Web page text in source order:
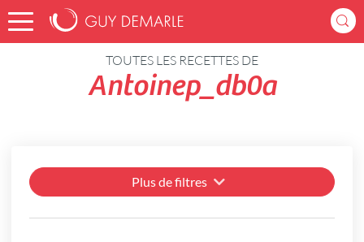
Accueil Recettes
TOUTES LES RECETTES DE
Antoinep_db0a
Plus de filtres